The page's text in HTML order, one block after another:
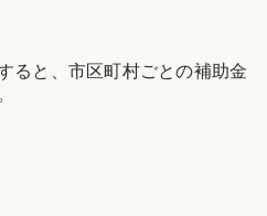
ると、市区町村ごとの補助金